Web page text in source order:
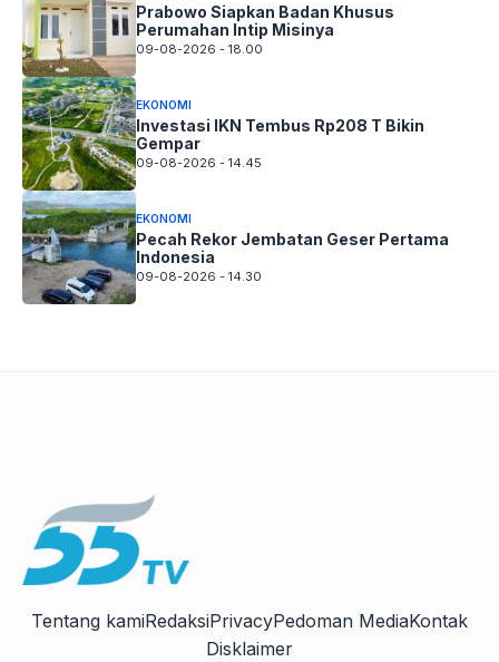
Prabowo Siapkan Badan Khusus
Perumahan Intip Misinya
09-08-2026 - 18.00
EKONOMI
Investasi IKN Tembus Rp208 T Bikin
Gempar
09-08-2026 - 14.45
EKONOMI
Pecah Rekor Jembatan Geser Pertama
Indonesia
09-08-2026 - 14.30
Tentang kamiRedaksiPrivacyPedoman MediaKontak
Disklaimer